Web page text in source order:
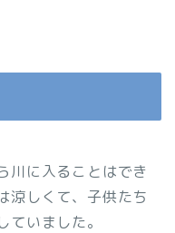
川に入ることはでき
涼しくて、子供たち
いました。